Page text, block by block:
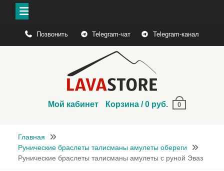
содержимому
Позвонить Telegram-чат Telegram-канал
Мой кабинет Корзина /0 руб. 0
Главная
Рунические браслеты талисманы амулеты обереги
Рунические браслеты талисманы амулеты с руной Эваз